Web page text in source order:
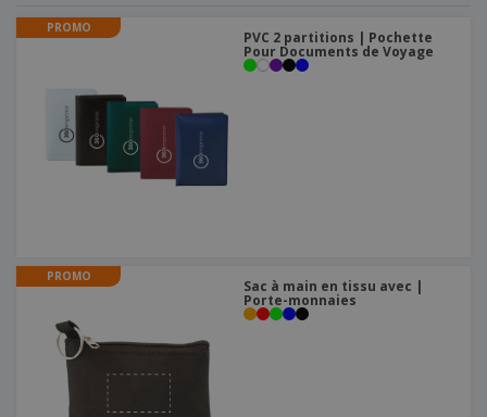
PROMO
PVC 2 partitions | Pochette
Pour Documents de Voyage
PROMO
Sac à main en tissu avec |
Porte-monnaies